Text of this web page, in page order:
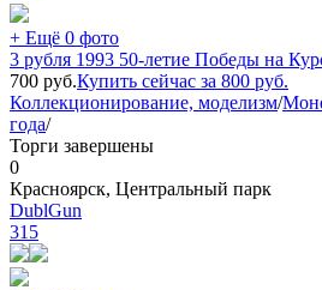
+ Ещё 0 фото
3 рубля 1993 50-летие Победы на
700 руб.Купить сейчас за 800 руб.
Коллекционирование, моделизм/
года/
Торги завершены
0
Красноярск, Центральный парк
DublGun
315